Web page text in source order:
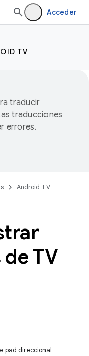
Acceder
TV
traducir
traducciones
errores.
Android TV
TV
pad direccional